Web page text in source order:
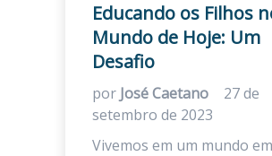
Educando os Filhos
Mundo de Hoje: Um
Desafio
por José Caetano
27 de
setembro de 2023
Vivemos em um mundo em